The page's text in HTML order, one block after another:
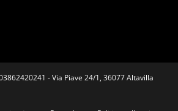
- Via Piave 24/1, 36077 Altavilla